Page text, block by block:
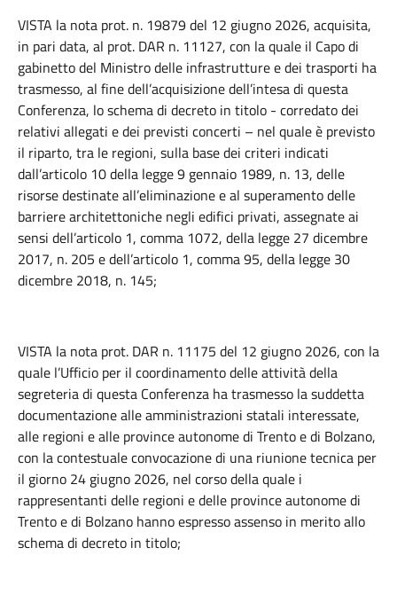
VISTA la nota prot. n. 19879 del 12 giugno 2026, acquisita,
in pari data, al prot. DAR n. 11127, con la quale il Capo di
gabinetto del Ministro delle infrastrutture e dei trasporti ha
trasmesso, al fine dell’acquisizione dell’intesa di questa
Conferenza, lo schema di decreto in titolo - corredato dei
relativi allegati e dei previsti concerti – nel quale è previsto
il riparto, tra le regioni, sulla base dei criteri indicati
dall’articolo 10 della legge 9 gennaio 1989, n. 13, delle
risorse destinate all’eliminazione e al superamento delle
barriere architettoniche negli edifici privati, assegnate ai
sensi dell’articolo 1, comma 1072, della legge 27 dicembre
2017, n. 205 e dell’articolo 1, comma 95, della legge 30
dicembre 2018, n. 145;
VISTA la nota prot. DAR n. 11175 del 12 giugno 2026, con la
quale l’Ufficio per il coordinamento delle attività della
segreteria di questa Conferenza ha trasmesso la suddetta
documentazione alle amministrazioni statali interessate,
alle regioni e alle province autonome di Trento e di Bolzano,
con la contestuale convocazione di una riunione tecnica per
il giorno 24 giugno 2026, nel corso della quale i
rappresentanti delle regioni e delle province autonome di
Trento e di Bolzano hanno espresso assenso in merito allo
schema di decreto in titolo;